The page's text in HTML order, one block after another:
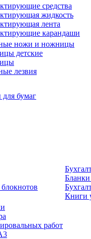
средства
жидкость
лента
карандаши
ножи и ножницы
детские
лезвия
бумаг
Книги
работ